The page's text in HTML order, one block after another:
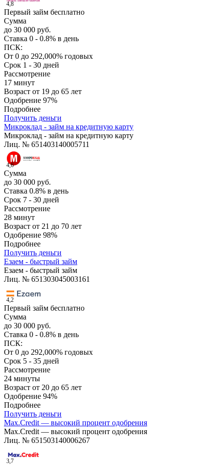
4,8
Первый займ бесплатно
Сумма
до 30 000 руб.
Ставка 0 - 0.8% в день
ПСК:
От 0 до 292,000% годовых
Срок 1 - 30 дней
Рассмотрение
17 минут
Возраст от 19 до 65 лет
Одобрение 97%
Подробнее
Получить деньги
Микроклад - займ на кредитную карту
Микроклад - займ на кредитную карту
Лиц. № 651403140005711
4,6
Сумма
до 30 000 руб.
Ставка 0.8% в день
Срок 7 - 30 дней
Рассмотрение
28 минут
Возраст от 21 до 70 лет
Одобрение 98%
Подробнее
Получить деньги
Езаем - быстрый займ
Езаем - быстрый займ
Лиц. № 651303045003161
4,2
Первый займ бесплатно
Сумма
до 30 000 руб.
Ставка 0 - 0.8% в день
ПСК:
От 0 до 292,000% годовых
Срок 5 - 35 дней
Рассмотрение
24 минуты
Возраст от 20 до 65 лет
Одобрение 94%
Подробнее
Получить деньги
Max.Credit — высокий процент одобрения
Max.Credit — высокий процент одобрения
Лиц. № 651503140006267
3,7